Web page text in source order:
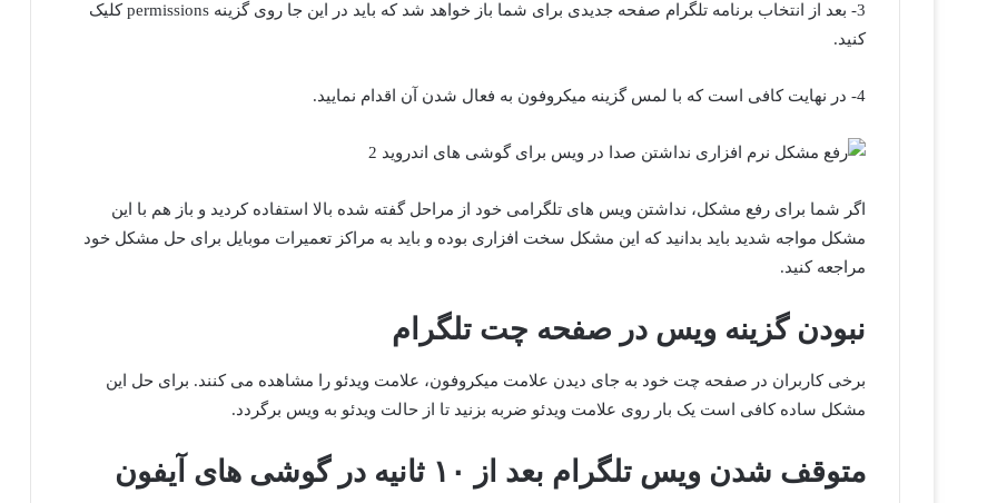
3- بعد از انتخاب برنامه تلگرام صفحه جدیدی برای شما باز خواهد شد که باید در این جا روی گزینه permissions کلیک
کنید.
4- در نهایت کافی است که با لمس گزینه میکروفون به فعال شدن آن اقدام نمایید.
اگر شما برای رفع مشکل، نداشتن ویس های تلگرامی خود از مراحل گفته شده بالا استفاده کردید و باز هم با این
مشکل مواجه شدید باید بدانید که این مشکل سخت افزاری بوده و باید به مراکز تعمیرات موبایل برای حل مشکل خود
مراجعه کنید.
نبودن گزینه ویس در صفحه چت تلگرام
برخی کاربران در صفحه چت خود به جای دیدن علامت میکروفون، علامت ویدئو را مشاهده می کنند. برای حل این
مشکل ساده کافی است یک بار روی علامت ویدئو ضربه بزنید تا از حالت ویدئو به ویس برگردد.
متوقف شدن ویس تلگرام بعد از ۱۰ ثانیه در گوشی های آیفون